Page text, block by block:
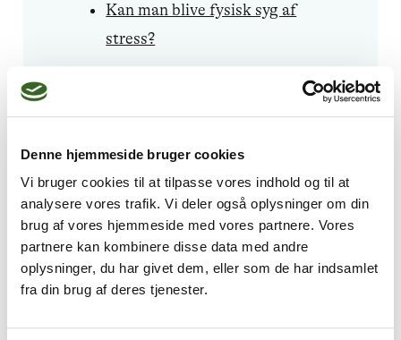
Denne hjemmeside bruger cookies
Vi bruger cookies til at tilpasse vores indhold og til at
analysere vores trafik. Vi deler også oplysninger om din
brug af vores hjemmeside med vores partnere. Vores
partnere kan kombinere disse data med andre
oplysninger, du har givet dem, eller som de har indsamlet
fra din brug af deres tjenester.
Kan man blive fysisk syg af
stress?
helbredet på lang sigt?
Hvad er forskellen på stress og
angst?
Hvordan kan man genkende
stress hos andre?